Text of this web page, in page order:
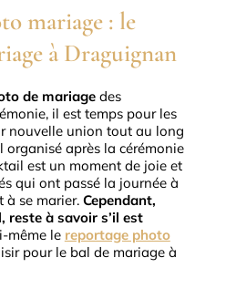
mariage : le
à Draguignan
de mariagedes
il est temps pour les
nouvelle union tout au long
après la cérémonie
est un moment de joie et
qui ont passé la journée à
à se marier. Cependant,
reste à savoir s’il est
même le reportage photo
pour le bal de mariage à